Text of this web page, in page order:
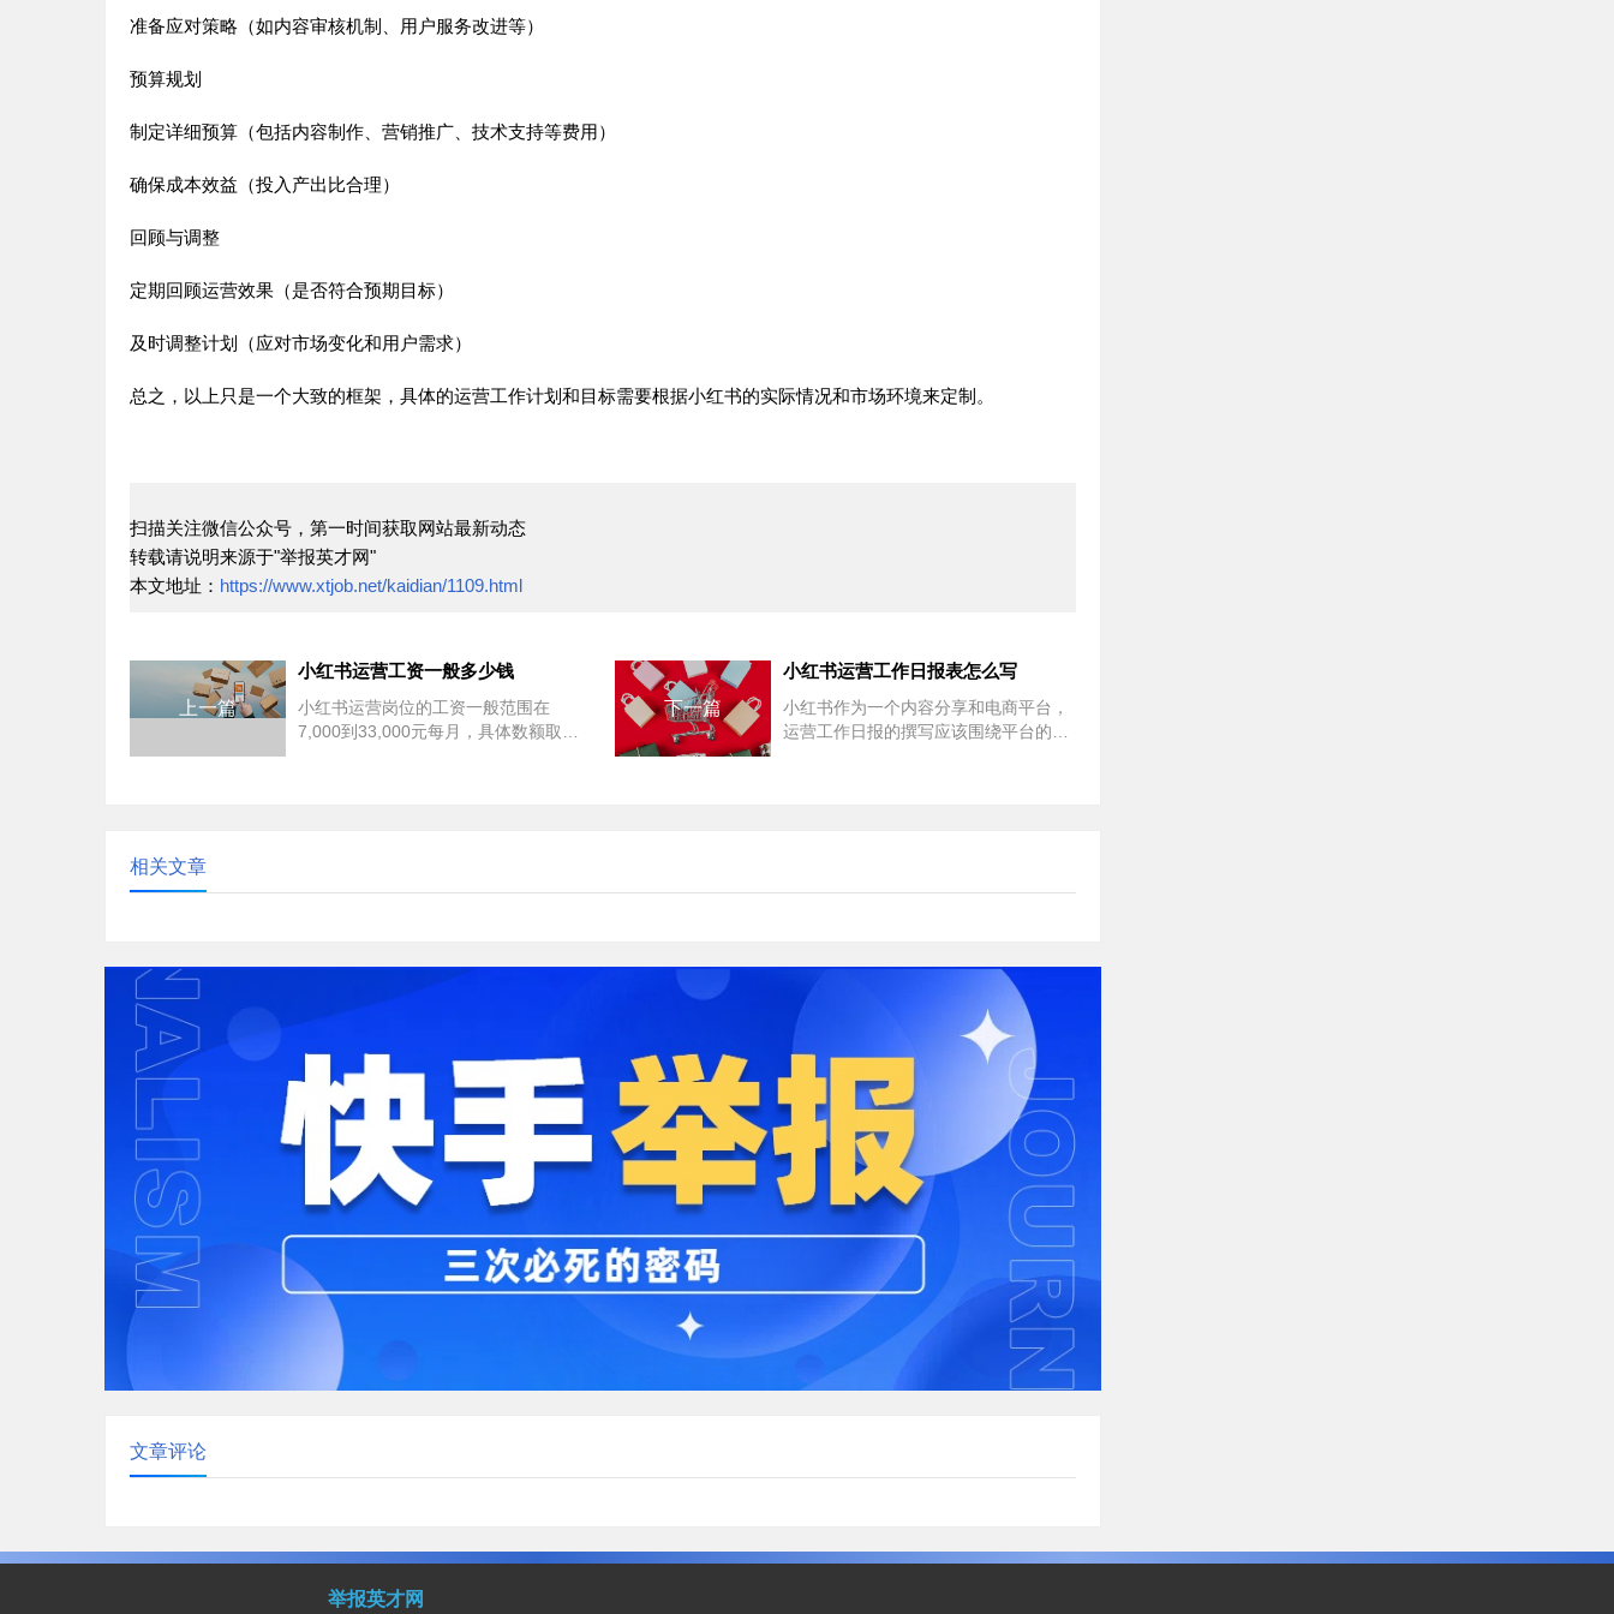
准备应对策略（如内容审核机制、用户服务改进等）
预算规划
制定详细预算（包括内容制作、营销推广、技术支持等费用）
确保成本效益（投入产出比合理）
回顾与调整
定期回顾运营效果（是否符合预期目标）
及时调整计划（应对市场变化和用户需求）
总之，以上只是一个大致的框架，具体的运营工作计划和目标需要根据小红书的实际情况和市场环境来定制。
扫描关注微信公众号，第一时间获取网站最新动态
转载请说明来源于"举报英才网"
本文地址： https://www.xtjob.net/kaidian/1109.html
上一篇
小红书运营工资一般多少钱
小红书运营岗位的工资一般范围在
7,000到33,000元每月，具体数额取决
下一篇
小红书运营工作日报表怎么写
小红书作为一个内容分享和电商平台，
运营工作日报的撰写应该围绕平台的特
相关文章
文章评论
举报英才网